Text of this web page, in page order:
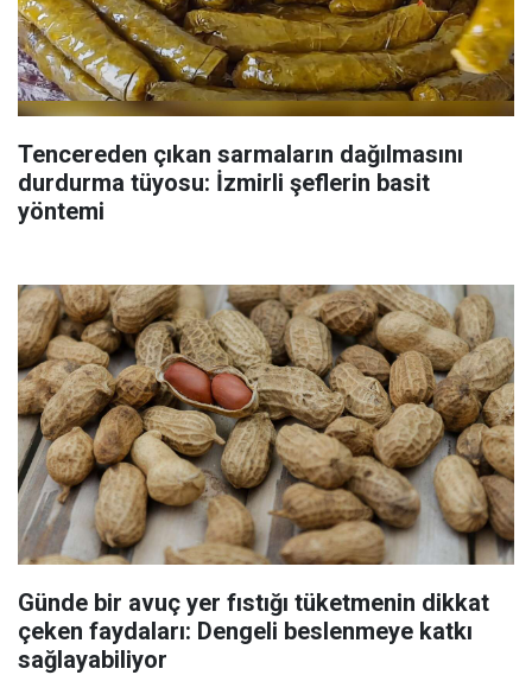
Tencereden çıkan sarmaların dağılmasını
durdurma tüyosu: İzmirli şeflerin basit
yöntemi
Günde bir avuç yer fıstığı tüketmenin dikkat
çeken faydaları: Dengeli beslenmeye katkı
sağlayabiliyor